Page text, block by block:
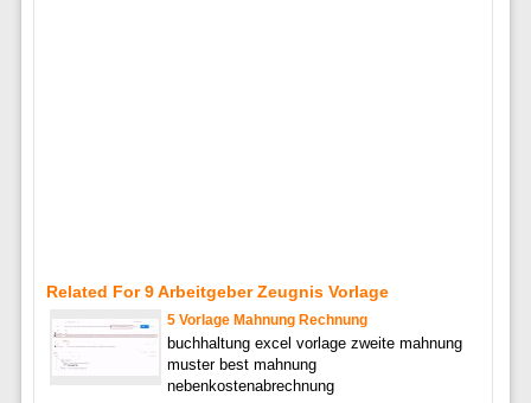
Related For 9 Arbeitgeber Zeugnis Vorlage
5 Vorlage Mahnung Rechnung
buchhaltung excel vorlage zweite mahnung
muster best mahnung
nebenkostenabrechnung